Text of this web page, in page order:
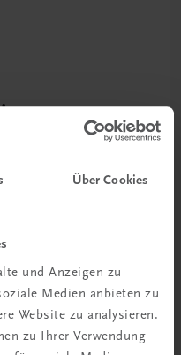
Über Cookies
und Anzeigen zu
Medien anbieten zu
Website zu analysieren.
zu Ihrer Verwendung